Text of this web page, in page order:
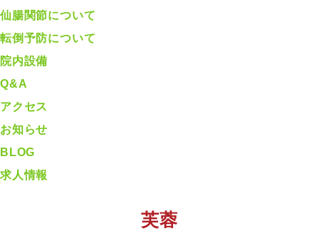
仙腸関節について
転倒予防について
院内設備
Q&A
アクセス
お知らせ
BLOG
求人情報
芙蓉